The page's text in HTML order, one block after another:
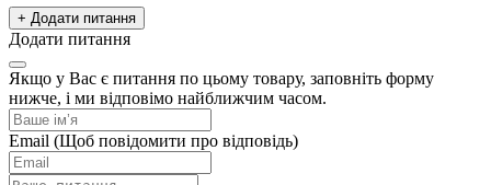
+ Додати питання
Додати питання
Якщо у Вас є питання по цьому товару, заповніть форму
нижче, і ми відповімо найближчим часом.
Email (Щоб повідомити про відповідь)